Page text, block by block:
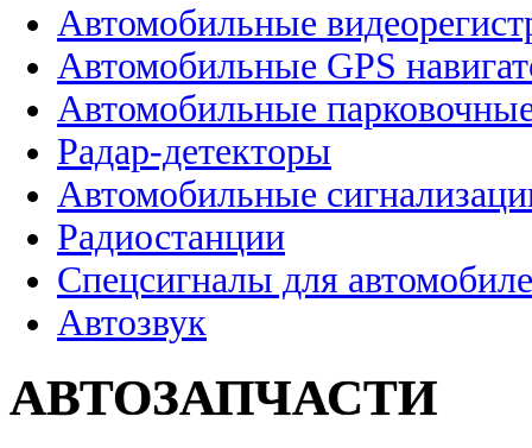
Автомобильные
Автомобильные GPS
Автомобильные
Радар-детекторы
Автомобильные
Радиостанции
Спецсигналы для
Автозвук
АВТОЗАПЧАСТИ